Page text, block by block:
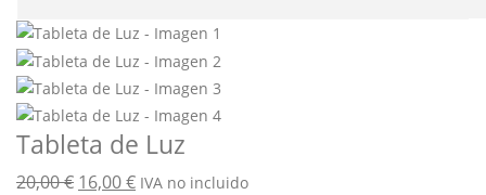
Tableta de Luz
20,00€ El
16,00€ElIVA no incluido